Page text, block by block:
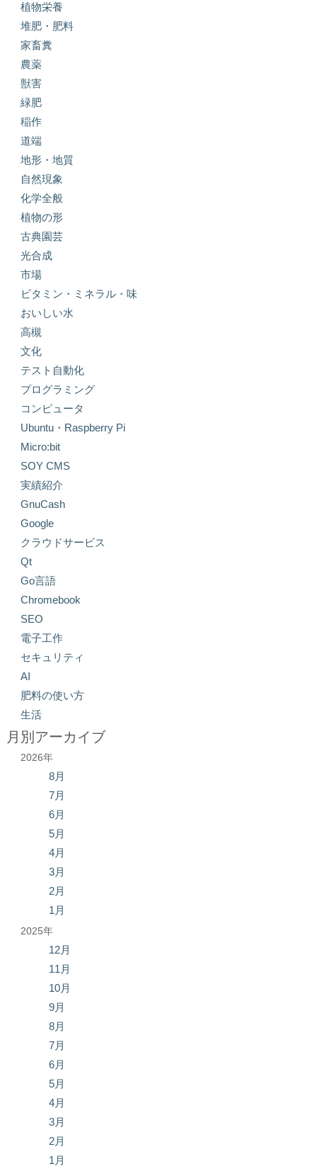
植物栄養
堆肥・肥料
家畜糞
農薬
獣害
緑肥
稲作
道端
地形・地質
自然現象
化学全般
植物の形
古典園芸
光合成
市場
ビタミン・ミネラル・味
おいしい水
高槻
文化
テスト自動化
プログラミング
コンピュータ
Ubuntu・Raspberry Pi
Micro:bit
SOY CMS
実績紹介
GnuCash
Google
クラウドサービス
Qt
Go言語
Chromebook
SEO
電子工作
セキュリティ
AI
肥料の使い方
生活
月別アーカイブ
2026年
8月
7月
6月
5月
4月
3月
2月
1月
2025年
12月
11月
10月
9月
8月
7月
6月
5月
4月
3月
2月
1月